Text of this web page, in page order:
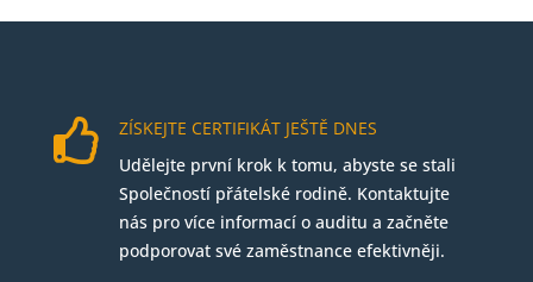

ZÍSKEJTE CERTIFIKÁT JEŠTĚ DNES
Udělejte první krok k tomu, abyste se stali
Společností přátelské rodině. Kontaktujte
nás pro více informací o auditu a začněte
podporovat své zaměstnance efektivněji.